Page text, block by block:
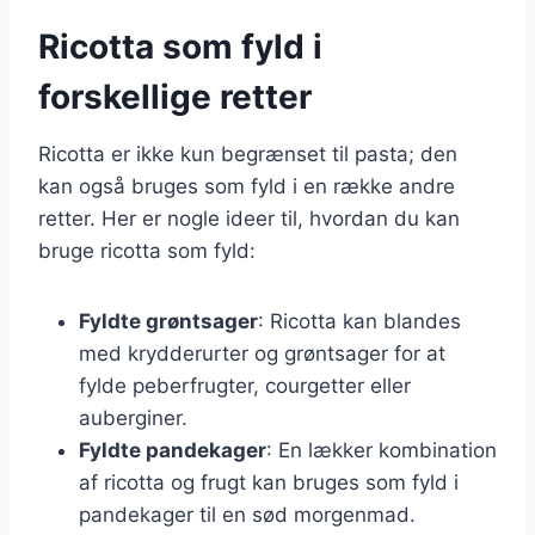
Ricotta som fyld i
forskellige retter
Ricotta er ikke kun begrænset til pasta; den
kan også bruges som fyld i en række andre
retter. Her er nogle ideer til, hvordan du kan
bruge ricotta som fyld:
Fyldte grøntsager: Ricotta kan blandes
med krydderurter og grøntsager for at
fylde peberfrugter, courgetter eller
auberginer.
Fyldte pandekager: En lækker kombination
af ricotta og frugt kan bruges som fyld i
pandekager til en sød morgenmad.